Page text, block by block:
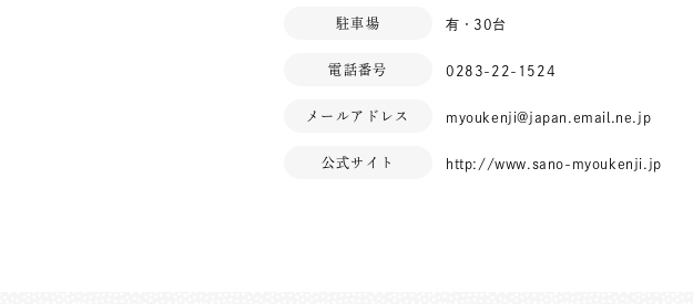
駐車場 有・30台
電話番号 0283-22-1524
メールアドレス myoukenji@japan.email.ne.jp
公式サイト http://www.sano-myoukenji.jp